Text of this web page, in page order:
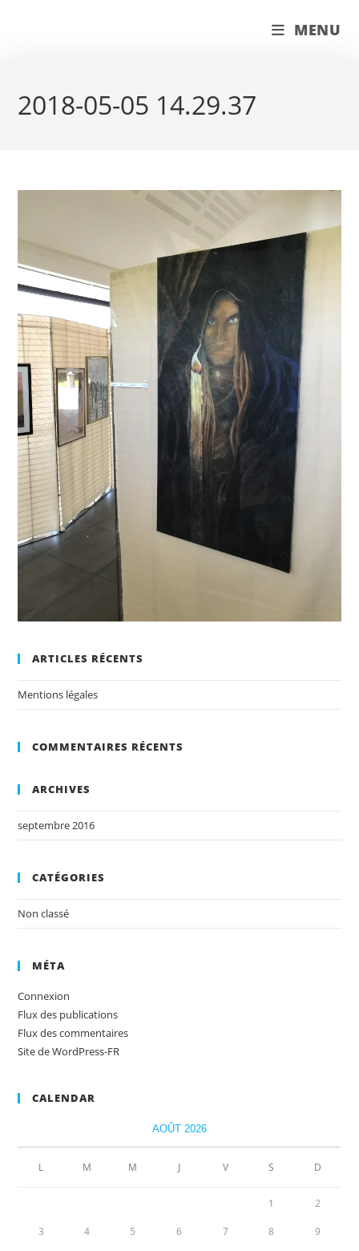
MENU
2018-05-05 14.29.37
ARTICLES RÉCENTS
Mentions légales
COMMENTAIRES RÉCENTS
ARCHIVES
septembre 2016
CATÉGORIES
Non classé
MÉTA
Connexion
Flux des publications
Flux des commentaires
Site de WordPress-FR
CALENDAR
AOÛT 2026
L M M J V S D
1 2
3 4 5 6 7 8 9